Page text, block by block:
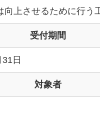
向上させるために行う
受付期間
日
対象者